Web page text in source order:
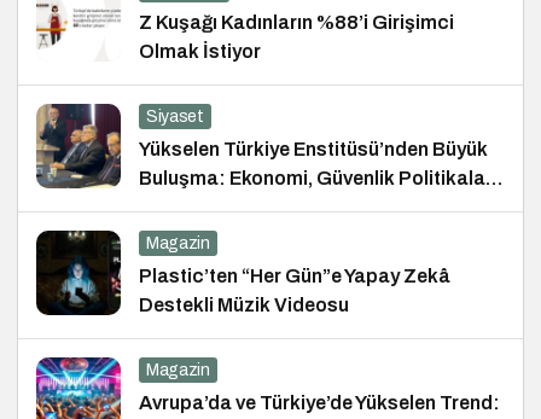
Z Kuşağı Kadınların %88’i Girişimci
Olmak İstiyor
Siyaset
Yükselen Türkiye Enstitüsü’nden Büyük
Buluşma: Ekonomi, Güvenlik Politikaları
ve Hukuk Konferansı
Magazin
Plastic’ten “Her Gün”e Yapay Zekâ
Destekli Müzik Videosu
Magazin
Avrupa’da ve Türkiye’de Yükselen Trend: